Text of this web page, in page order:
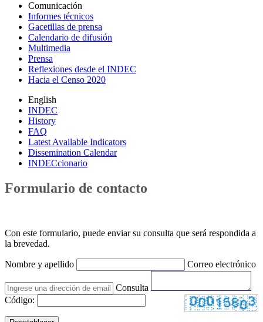
Comunicación
Informes técnicos
Gacetillas de prensa
Calendario de difusión
Multimedia
Prensa
Reflexiones desde el INDEC
Hacia el Censo 2020
English
INDEC
History
FAQ
Latest Available Indicators
Dissemination Calendar
INDECcionario
Formulario de contacto
Con este formulario, puede enviar su consulta que será respondida a
la brevedad.
Nombre y apellido Correo electrónico
Consulta
Código: